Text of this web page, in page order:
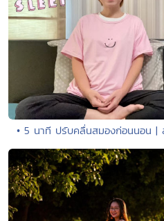
• 5 นาที ปรับคลื่นสมองก่อนนอน |